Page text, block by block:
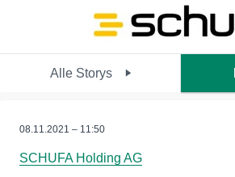
Alle Storys
08.11.2021 – 11:50
SCHUFA Holding AG